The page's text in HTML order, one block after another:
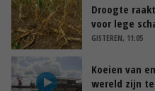
Droogte
voor lege
GISTEREN, 11:05
Koeien van
wereld zijn